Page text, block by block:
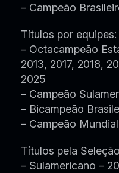
– Campeão
Títulos por equipes:
– Octacampeão
2013, 2017, 2018,
2025
– Campeão
– Bicampeão
– Campeão
Títulos pela
– Sulamericano –